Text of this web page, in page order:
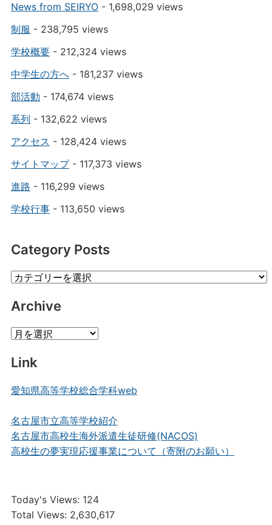
News from SEIRYO- 1,698,029 views
制服 - 238,795 views
学校概要- 212,324 views
中学生の方へ- 181,237 views
部活動 - 174,674 views
系列 - 132,622 views
アクセス - 128,424 views
サイトマップ- 117,373 views
進路 - 116,299 views
学校行事- 113,650 views
Category Posts
Category
Archive
Archive
Link
愛知県高等学校総合学科web
名古屋市立高等学校紹介
名古屋市高校生海外派遣生徒研修(NACOS)
高校生の夢実現応援事業について（寄附のお願い）
Today's Views: 124
Total Views: 2,630,617